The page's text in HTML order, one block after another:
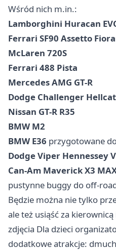
Wśród nich m.in.:
Lamborghini Huracan
Ferrari SF90 Assetto
McLaren 720S
Ferrari 488 Pista
Mercedes AMG GT-R
Dodge Challenger Hellcat
Nissan GT-R R35
BMW M2
BMW E36 przygotowane
Dodge Viper Hennessey
Can-Am Maverick X3
pustynne buggy do off-
Będzie można nie tylko
ale też usiąść za
zdjęcia Dla dzieci
dodatkowe atrakcje: